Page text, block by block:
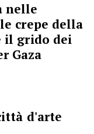
nelle
crepe della
il grido dei
Gaza
d'arte